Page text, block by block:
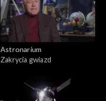
Astronarium
Zakrycia gwiazd